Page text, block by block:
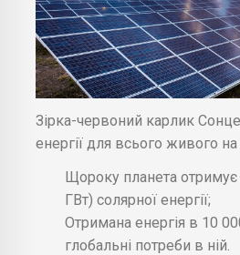
Зірка-червоний карлик
енергії для всього живого на
Щороку планета
ГВт) солярної енергії;
Отримана енергія в 10
глобальні потреби в ній.